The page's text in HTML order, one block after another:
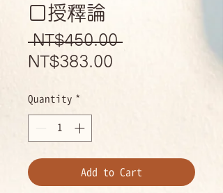
口授釋論
NT$450.00 Regular
NT$383.00
Quantity *
Add to Cart